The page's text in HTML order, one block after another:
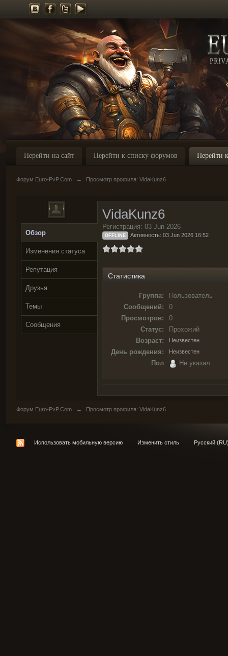
Перейти на сайт Перейти к списку форумов Перейти
Форум Euro-PvP.Com → Просмотр профиля: VidaKunz6
Обзор
Изменения статуса
Репутация
Друзья
Темы
Сообщения
VidaKunz6
Регистрация: 03 Jun 2026
OFFLINE Активность: 03 Jun 2026 16:52
Статистика
Группа:
Пользователь
Сообщений:
0
Просмотров:
0
Статус:
Прохожий
Возраст:
Неизвестен
День рождения: Неизвестен
Пол Не указал
Форум Euro-PvP.Com → Просмотр профиля: VidaKunz6
Использовать мобильную версию Изменить стиль Русский